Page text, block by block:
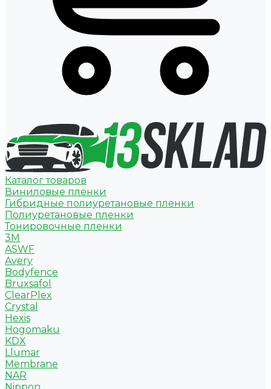
Каталог товаров
Виниловые пленки
Гибридные полиуретановые пленки
Полиуретановые пленки
Тонировочные пленки
3M
ASWF
Avery
Bodyfence
Bruxsafol
ClearPlex
Crystal
Hexis
Hogomaku
KDX
Llumar
Membrane
NAR